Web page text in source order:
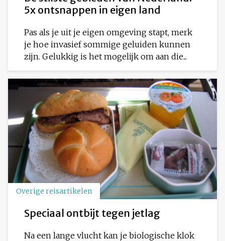
5x ontsnappen in eigen land
Pas als je uit je eigen omgeving stapt, merk
je hoe invasief sommige geluiden kunnen
zijn. Gelukkig is het mogelijk om aan die...
Overige reisartikelen
Speciaal ontbijt tegen jetlag
Na een lange vlucht kan je biologische klok